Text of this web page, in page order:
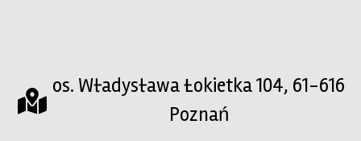
os. Władysława Łokietka 104, 61-616
Poznań